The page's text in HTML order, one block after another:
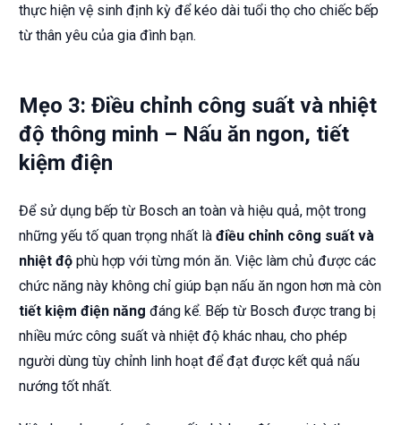
thực hiện vệ sinh định kỳ để kéo dài tuổi thọ cho chiếc bếp
từ thân yêu của gia đình bạn.
Mẹo 3: Điều chỉnh công suất và nhiệt
độ thông minh – Nấu ăn ngon, tiết
kiệm điện
Để sử dụng bếp từ Bosch an toàn và hiệu quả, một trong
những yếu tố quan trọng nhất là điều chỉnh công suất và
nhiệt độ phù hợp với từng món ăn. Việc làm chủ được các
chức năng này không chỉ giúp bạn nấu ăn ngon hơn mà còn
tiết kiệm điện năng đáng kể. Bếp từ Bosch được trang bị
nhiều mức công suất và nhiệt độ khác nhau, cho phép
người dùng tùy chỉnh linh hoạt để đạt được kết quả nấu
nướng tốt nhất.